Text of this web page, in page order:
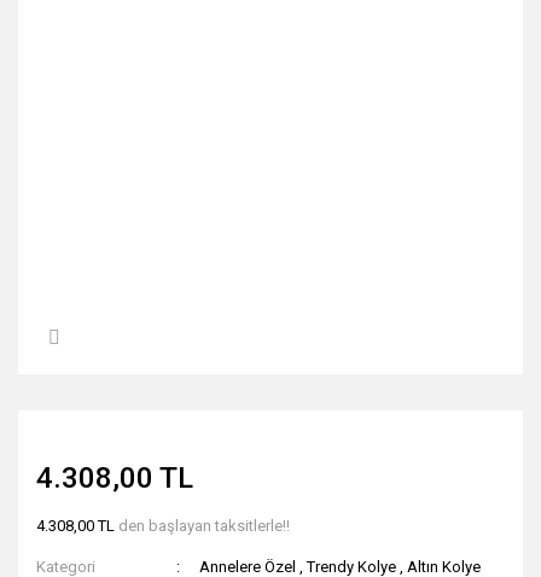
4.308,00 TL
4.308,00 TL den başlayan taksitlerle!!
Kategori Annelere Özel ,Trendy Kolye ,Altın Kolye